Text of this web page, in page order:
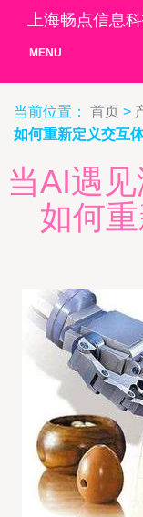
上海畅点信息
MENU
当前位置： 首页 >
如何重新定义交互
当AI遇
如何